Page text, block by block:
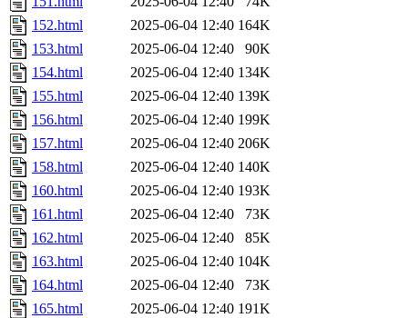
152.html
2025-06-04 12:40 164K
153.html
2025-06-04 12:40
90K
154.html
2025-06-04 12:40 134K
155.html
2025-06-04 12:40 139K
156.html
2025-06-04 12:40 199K
157.html
2025-06-04 12:40 206K
158.html
2025-06-04 12:40 140K
160.html
2025-06-04 12:40 193K
161.html
2025-06-04 12:40
73K
162.html
2025-06-04 12:40
85K
163.html
2025-06-04 12:40 104K
164.html
2025-06-04 12:40
73K
165.html
2025-06-04 12:40 191K